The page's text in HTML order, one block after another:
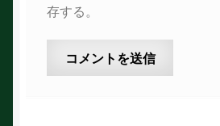
存する。